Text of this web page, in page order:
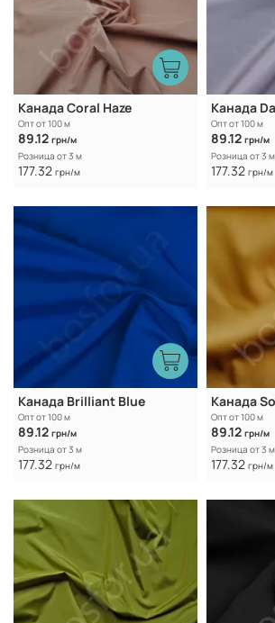
Канада Coral Haze
Опт от 100 м
89.12 грн/м
Розница от 3 м
177.32 грн/м
Канада
Опт от 100 м
89.12 грн/м
Розница от 3 м
177.32 грн/м
Канада Brilliant Blue
Опт от 100 м
89.12 грн/м
Розница от 3 м
177.32 грн/м
Канада
Опт от 100 м
89.12 грн/м
Розница от 3 м
177.32 грн/м